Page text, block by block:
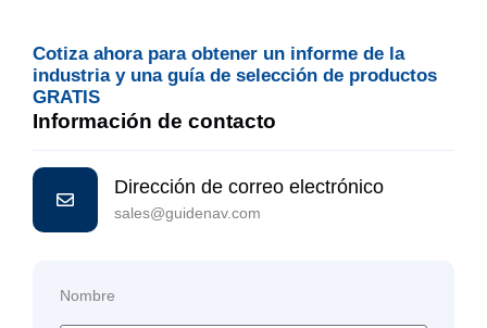
Cotiza ahora para obtener un informe de la
industria y una guía de selección de productos
GRATIS
Información de contacto
Dirección de correo electrónico
sales@guidenav.com
Nombre